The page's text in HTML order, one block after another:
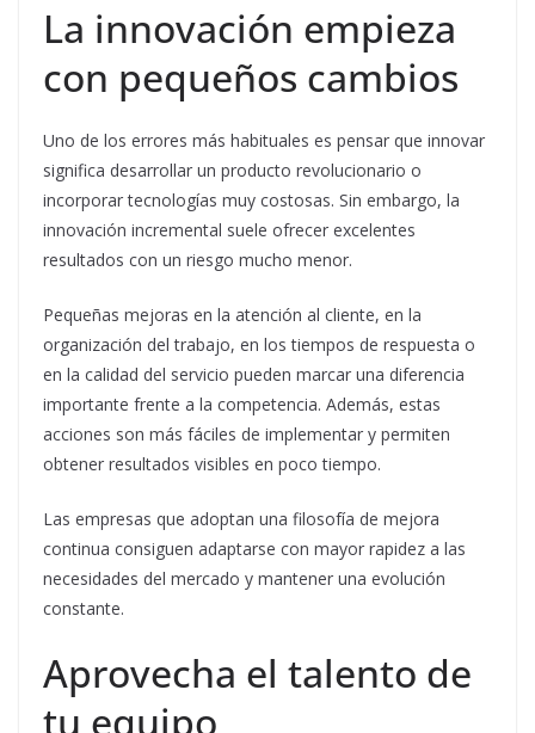
La innovación empieza
con pequeños cambios
Uno de los errores más habituales es pensar que innovar
significa desarrollar un producto revolucionario o
incorporar tecnologías muy costosas. Sin embargo, la
innovación incremental suele ofrecer excelentes
resultados con un riesgo mucho menor.
Pequeñas mejoras en la atención al cliente, en la
organización del trabajo, en los tiempos de respuesta o
en la calidad del servicio pueden marcar una diferencia
importante frente a la competencia. Además, estas
acciones son más fáciles de implementar y permiten
obtener resultados visibles en poco tiempo.
Las empresas que adoptan una filosofía de mejora
continua consiguen adaptarse con mayor rapidez a las
necesidades del mercado y mantener una evolución
constante.
Aprovecha el talento de
tu equipo